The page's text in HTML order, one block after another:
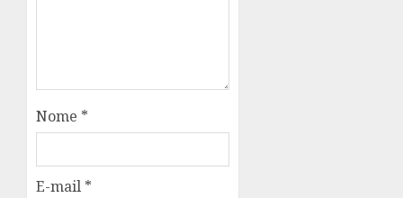
Nome *
E-mail *